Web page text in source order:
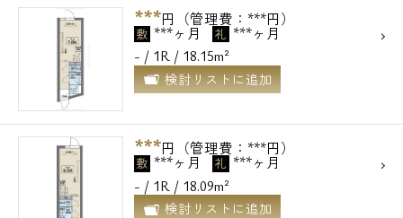
***円（管理費：***円）
敷 ***ヶ月 礼 ***ヶ月
- / 1R / 18.15m²
検討リストに追加
***円（管理費：***円）
敷 ***ヶ月 礼 ***ヶ月
- / 1R / 18.09m²
検討リストに追加